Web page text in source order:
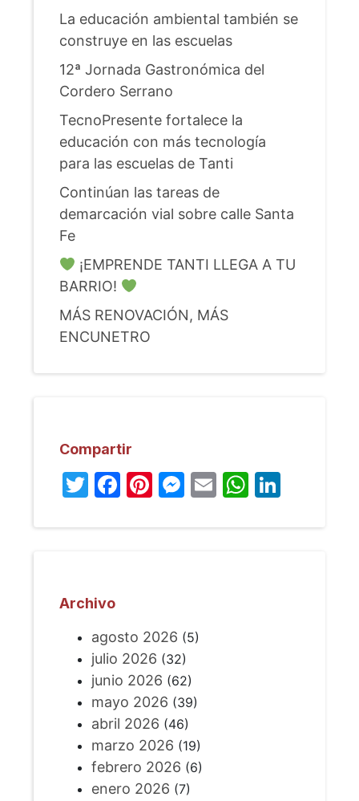
La educación ambiental también se
construye en las escuelas
12ª Jornada Gastronómica del
Cordero Serrano
TecnoPresente fortalece la
educación con más tecnología
para las escuelas de Tanti
Continúan las tareas de
demarcación vial sobre calle Santa
Fe
¡EMPRENDE TANTI LLEGA A TU
BARRIO!
MÁS RENOVACIÓN, MÁS
ENCUNETRO
Compartir
Twitter
Facebook
Pinterest
Messenger
Email
Archivo
agosto 2026 (5)
julio 2026 (32)
junio 2026 (62)
mayo 2026 (39)
abril 2026 (46)
marzo 2026 (19)
febrero 2026 (6)
enero 2026 (7)